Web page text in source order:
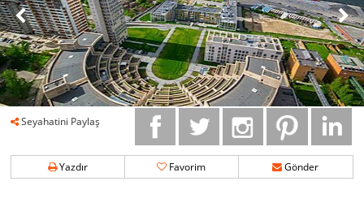
Seyahatini Paylaş
Yazdır Favorim Gönder